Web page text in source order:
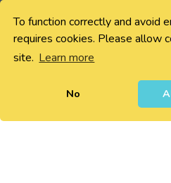
To function correctly and avoid
requires cookies. Please allow
site. Learn more
No